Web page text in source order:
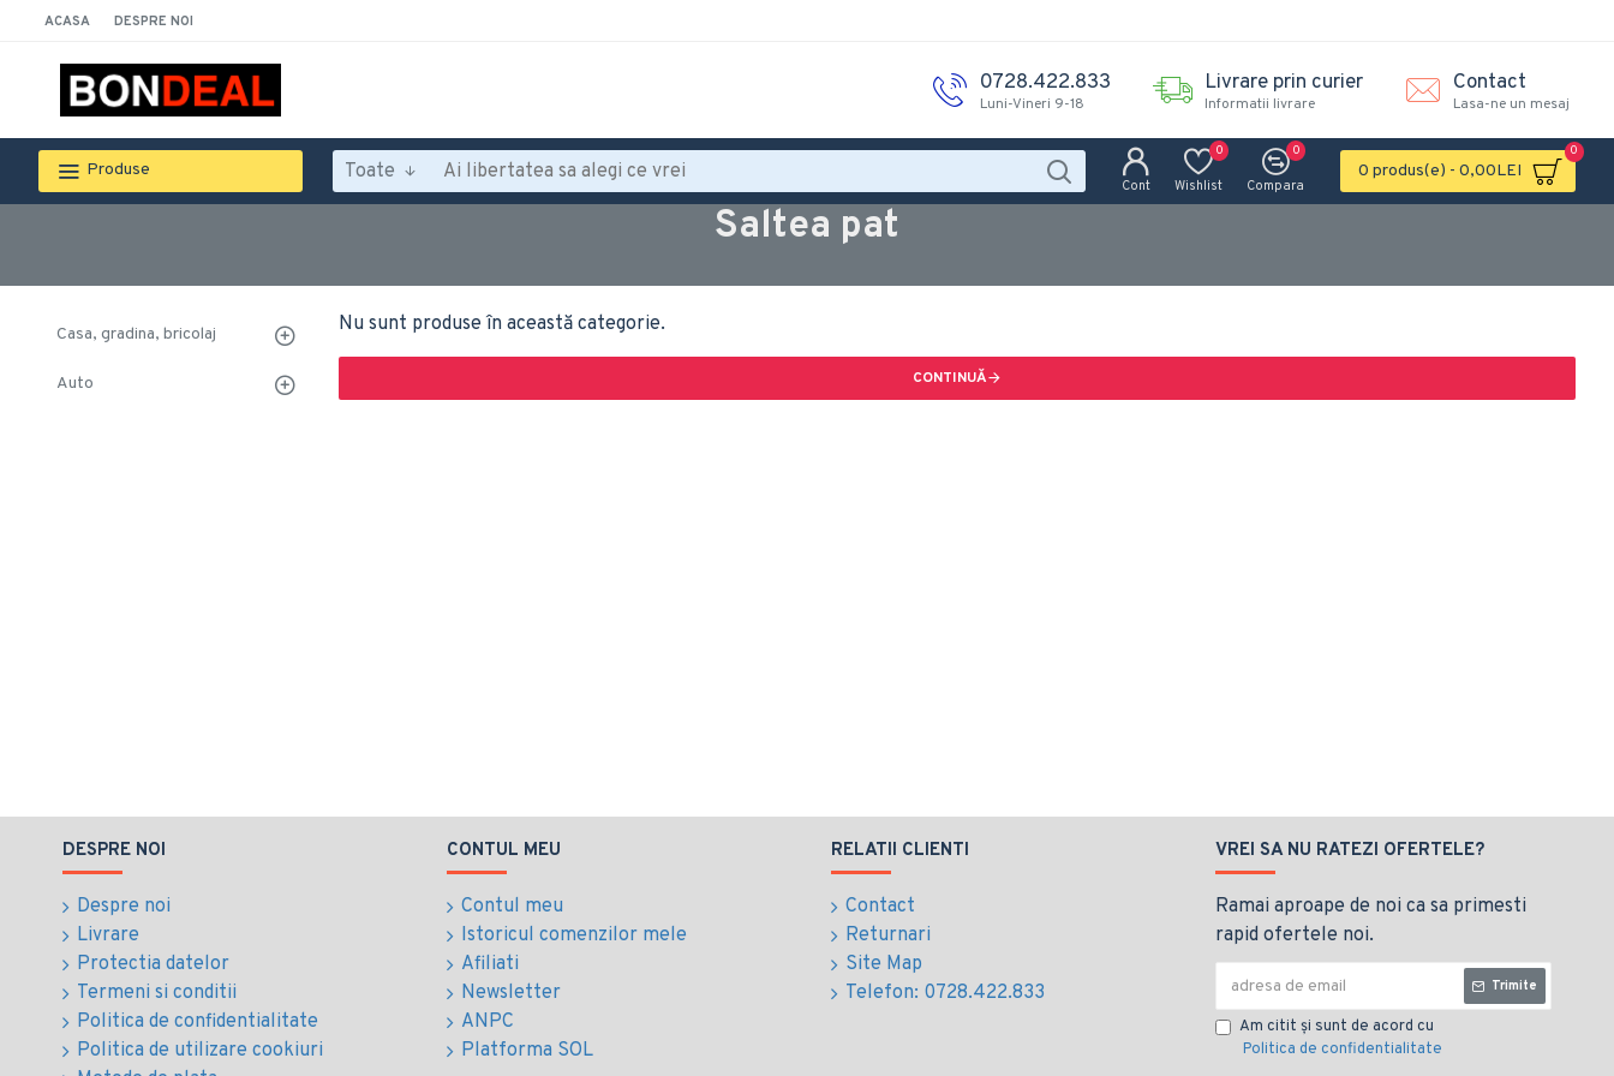
ACASA DESPRE NOI
0728.422.833
Luni-Vineri 9-18
Livrare prin curier
Informatii livrare
Contact
Lasa-ne un mesaj
Produse Toate
Cont Wishlist
0
Compara
0
0 produs(e) - 0,00LEI
0
Saltea pat
Casa, gradina, bricolaj
Auto
Nu sunt produse în această categorie.
CONTINUĂ
DESPRE NOI
Despre noi
Livrare
Protectia datelor
Termeni si conditii
Politica de confidentialitate
Politica de utilizare cookiuri
CONTUL MEU
Contul meu
Istoricul comenzilor mele
Afiliati
Newsletter
ANPC
Platforma SOL
RELATII CLIENTI
Contact
Returnari
Site Map
Telefon: 0728.422.833
VREI SA NU RATEZI OFERTELE?
Ramai aproape de noi ca sa primesti
rapid ofertele noi.
Trimite
Am citit şi sunt de acord cu
Politica de confidentialitate